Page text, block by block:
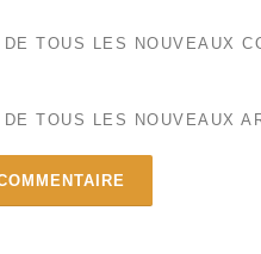
TOUS LES NOUVEAUX
TOUS LES NOUVEAUX